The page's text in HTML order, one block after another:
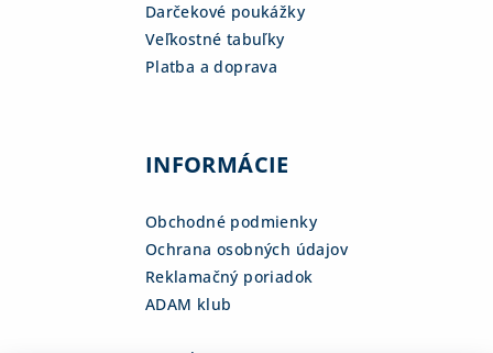
Darčekové poukážky
Veľkostné tabuľky
Platba a doprava
INFORMÁCIE
Obchodné podmienky
Ochrana osobných údajov
Reklamačný poriadok
ADAM klub